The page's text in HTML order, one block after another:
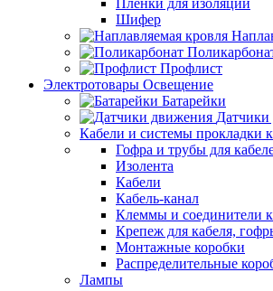
Пленки для изоляции
Шифер
Профлист
Электротовары Освещение
Батарейки
Кабели и системы прокладки
Гофра и трубы для
Изолента
Кабели
Кабель-канал
Клеммы и соединители
Крепеж для кабеля,
Монтажные коробки
Распределительные
Лампы